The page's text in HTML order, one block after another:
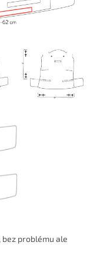
bez problému ale